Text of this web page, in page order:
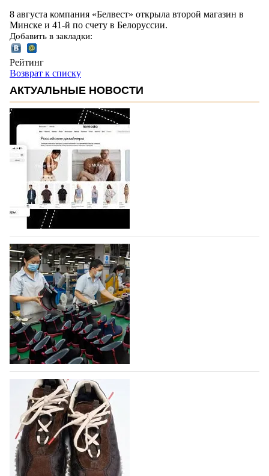
8 августа компания «Белвест» открыла второй магазин в
Минске и 41-й по счету в Белоруссии.
Добавить в закладки:
Рейтинг
Возврат к списку
АКТУАЛЬНЫЕ НОВОСТИ
На платформе Lamoda - новый раздел и
условия продвижения локальных
дизайнерских марок
Российский маркетплейс Lamoda решил обновить
раздел для продажи продукции локальных
дизайнерских марок одежды, обуви и аксессуаров.
Бренды также получат маркетинговую…
06.08.2026 14
Объем мирового производства обуви в
2025 году практически не увеличился
В 2025 году мировое производство обуви
практически не изменилось, зафиксировав
незначительный рост на 0,1% до 24,6 млрд пар, -